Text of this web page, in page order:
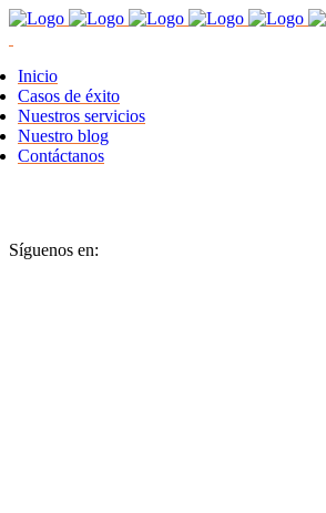
Inicio
Casos de éxito
Nuestros servicios
Nuestro blog
Contáctanos
Síguenos en: